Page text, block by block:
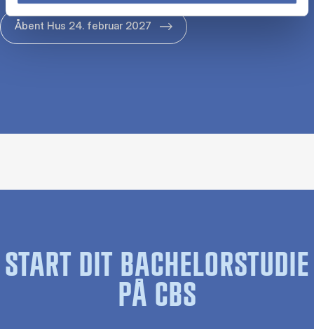
Åbent Hus 24. februar 2027
START DIT BACHELORSTUDIE
PÅ CBS